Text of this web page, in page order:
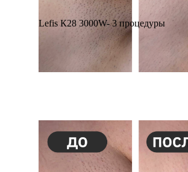
Lefis К28 3000W- 3 процедуры